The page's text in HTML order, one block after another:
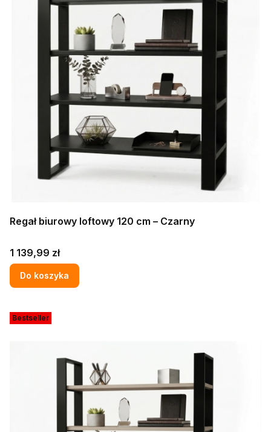
Regał biurowy loftowy 120 cm – Czarny
Cena
1 139,99 zł
Do koszyka
Bestseller